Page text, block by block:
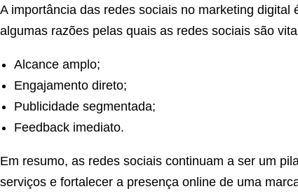
A importância das redes sociais no marketing
algumas razões pelas quais as redes sociais são
Alcance amplo;
Engajamento direto;
Publicidade segmentada;
Feedback imediato.
Em resumo, as redes sociais continuam a ser um
serviços e fortalecer a presença online de uma